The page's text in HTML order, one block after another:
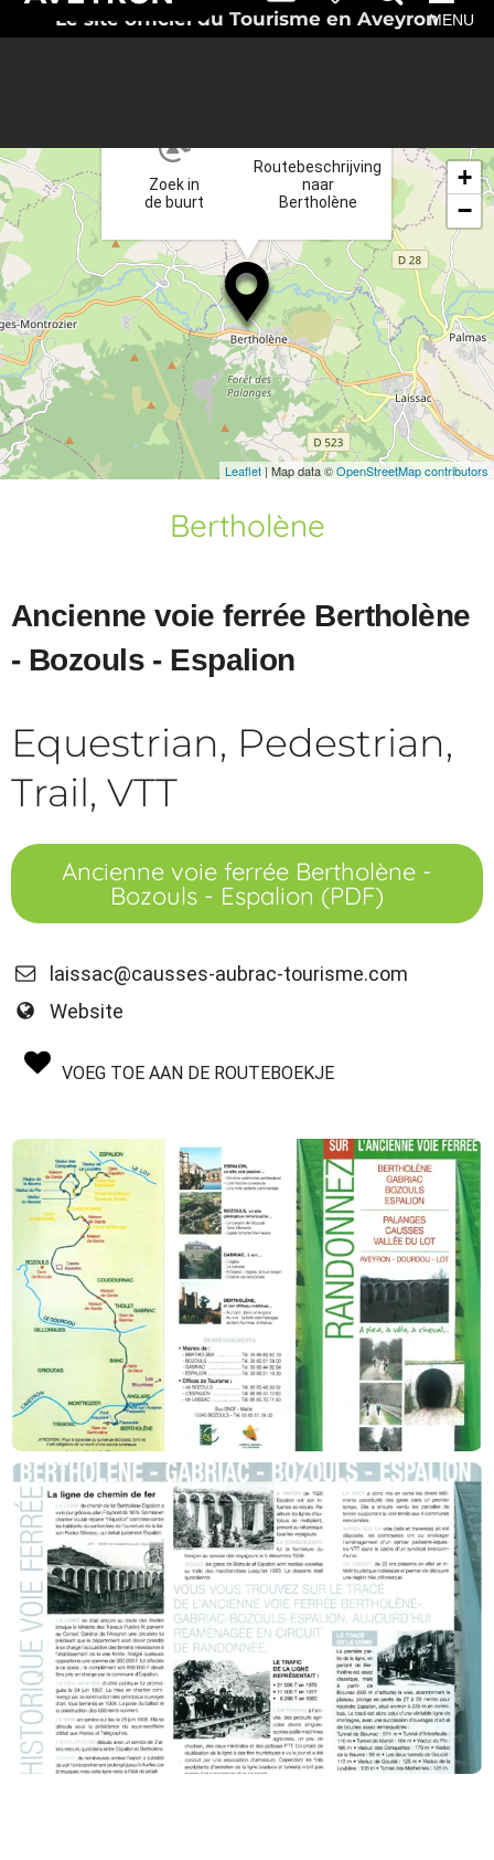
Le site officiel du Tourisme en AveyronMENU
Zoek in
de buurt
Routebeschrijving
naar
Bertholène
+
−
Leaflet | Map data ©OpenStreetMap contributors
Bertholène
Ancienne voie ferrée Bertholène
- Bozouls - Espalion
Equestrian, Pedestrian,
Trail, VTT
Ancienne voie ferrée Bertholène -
Bozouls - Espalion (PDF)
laissac@causses-aubrac-tourisme.com
Website
VOEG TOE AAN DE ROUTEBOEKJE